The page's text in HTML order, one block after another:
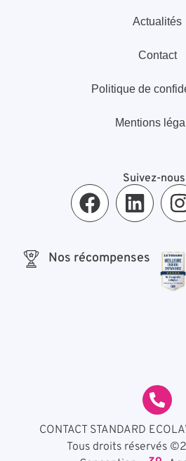
Actualités
Contact
Politique de
Mentions
Suivez-
Nos récompenses
CONTACT STANDARD
Tous droits réservés